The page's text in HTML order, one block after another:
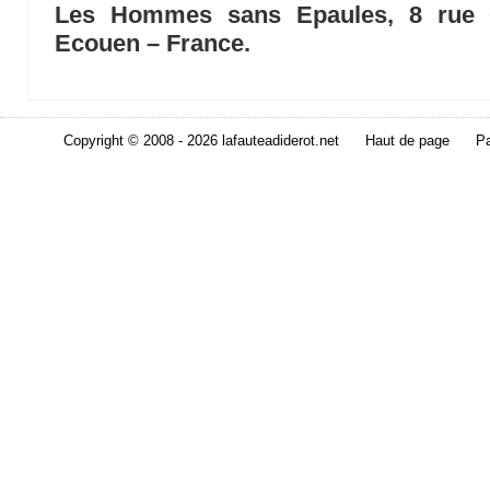
Les Hommes sans Epaules, 8 rue
Ecouen – France.
Copyright © 2008 - 2026 lafauteadiderot.net Haut de page